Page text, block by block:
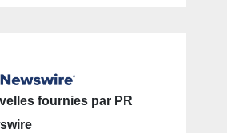
fournies par PR